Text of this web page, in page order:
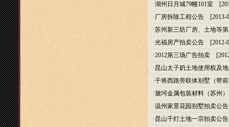
·湖州日月城79幢101室
·厂房拆除工程公告 [2013-
·苏州新三纺厂房、土地等
·光福房产拍卖公告 [2012-
·2012第三场广告拍卖
·昆山太子奶土地使用权及
·干将西路旁联体别墅（带
·黛珂金属包装材料（苏州
·温州家景花园别墅拍卖公告
·昆山千灯土地一宗拍卖公告